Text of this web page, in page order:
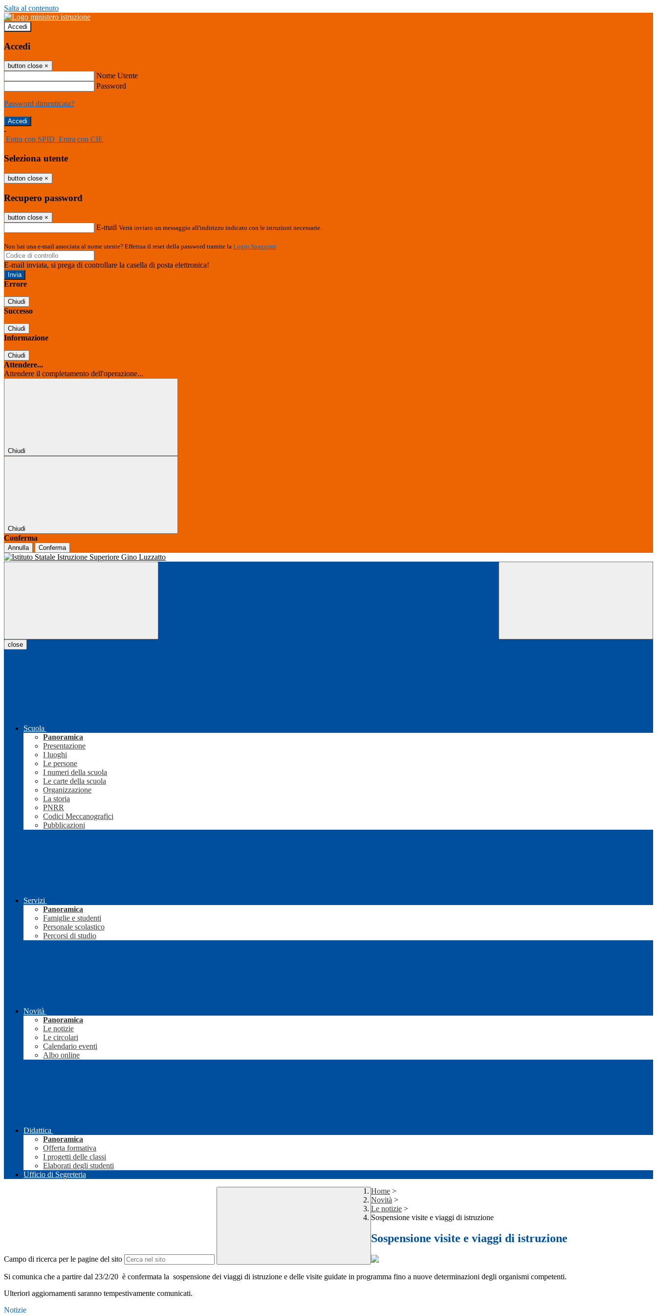
Salta al contenuto
Accedi
Accedi
button close ×
Nome Utente
Password
Password dimenticata?
-
Entra con SPID Entra con CIE
Seleziona utente
button close ×
Recupero password
button close ×
E-mail Verrà inviato un messaggio all'indirizzo indicato con le istruzioni necessarie.
Non hai una e-mail associata al nome utente? Effettua il reset della password tramite la Login Spaggiari
E-mail inviata, si prega di controllare la casella di posta elettronica!
Errore
Chiudi
Successo
Chiudi
Informazione
Chiudi
Attendere...
Attendere il completamento dell'operazione...
Chiudi
Chiudi
Conferma
Annulla Conferma
close
Scuola
Panoramica
Presentazione
I luoghi
Le persone
I numeri della scuola
Le carte della scuola
Organizzazione
La storia
PNRR
Codici Meccanografici
Pubblicazioni
Servizi
Panoramica
Famiglie e studenti
Personale scolastico
Percorsi di studio
Novità
Panoramica
Le notizie
Le circolari
Calendario eventi
Albo online
Didattica
Panoramica
Offerta formativa
I progetti delle classi
Elaborati degli studenti
Ufficio di Segreteria
Campo di ricerca per le pagine del sito
Home >
Novità >
Le notizie >
Sospensione visite e viaggi di istruzione
Sospensione visite e viaggi di istruzione
Si comunica che a partire dal 23/2/20 è confermata la sospensione dei viaggi di istruzione e delle visite guidate in programma fino a nuove determinazioni degli organismi competenti.
Ulteriori aggiornamenti saranno tempestivamente comunicati.
Notizie